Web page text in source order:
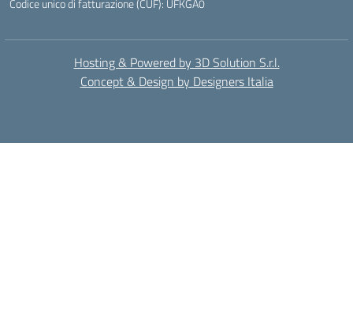
Codice unico di fatturazione (CUF): UFKGA0
Hosting & Powered by 3D Solution S.r.l.
Concept & Design by Designers Italia